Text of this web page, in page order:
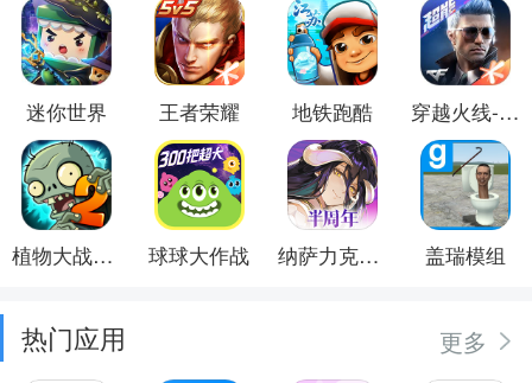
迷你世界 王者荣耀 地铁跑酷 穿越火线-枪战王者
植物大战僵尸2 球球大作战 纳萨力克之王 盖瑞模组
热门应用 更多